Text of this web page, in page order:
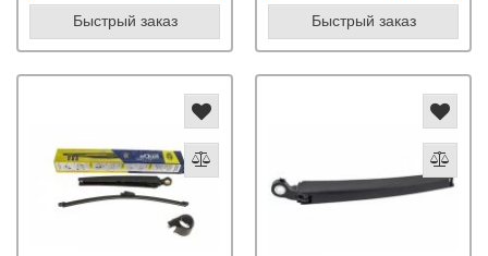
Быстрый заказ Быстрый заказ